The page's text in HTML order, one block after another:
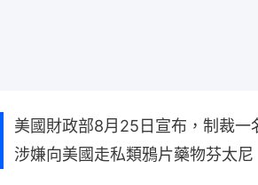
美國財政部8月25日宣布，制裁一
涉嫌向美國走私類鴉片藥物芬太